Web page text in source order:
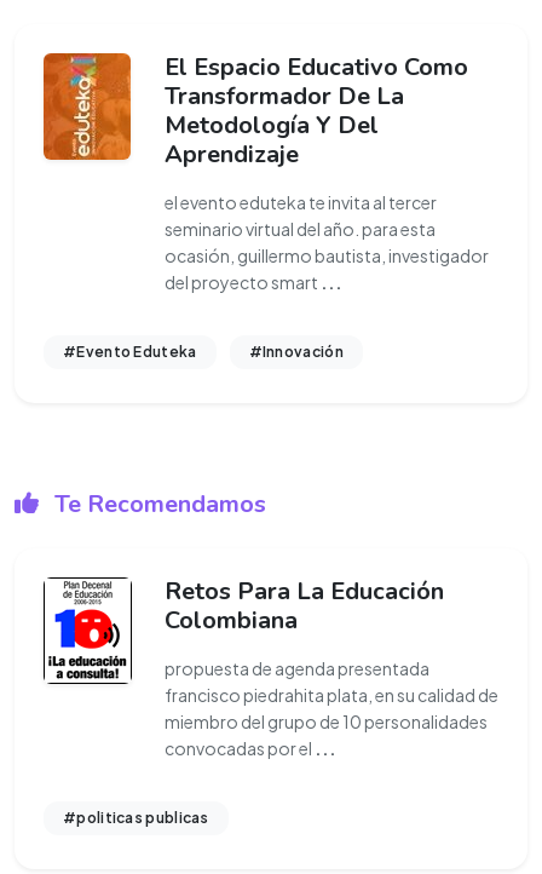
El Espacio Educativo Como
Transformador De La
Metodología Y Del
Aprendizaje
el evento eduteka te invita al tercer
seminario virtual del año. para esta
ocasión, guillermo bautista, investigador
del proyecto smart ...
#Evento Eduteka #Innovación
Te Recomendamos
Retos Para La Educación
Colombiana
propuesta de agenda presentada
francisco piedrahita plata, en su calidad de
miembro del grupo de 10 personalidades
convocadas por el ...
#politicas publicas